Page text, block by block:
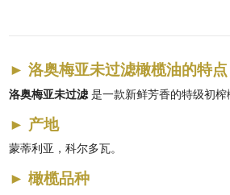
► 洛奥梅亚未过滤橄榄油的特点
洛奥梅亚未过滤是一款新鲜芳香的特级初榨
► 产地
蒙蒂利亚，科尔多瓦。
► 橄榄品种